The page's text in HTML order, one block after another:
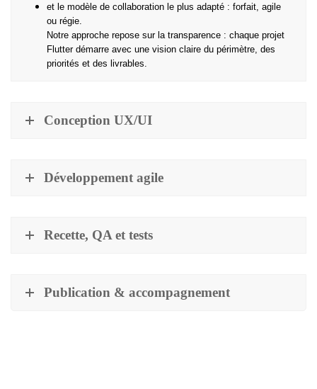
et le modèle de collaboration le plus adapté : forfait, agile
ou régie.
Notre approche repose sur la transparence : chaque projet
Flutter démarre avec une vision claire du périmètre, des
priorités et des livrables.
Conception UX/UI
Développement agile
Recette, QA et tests
Publication & accompagnement